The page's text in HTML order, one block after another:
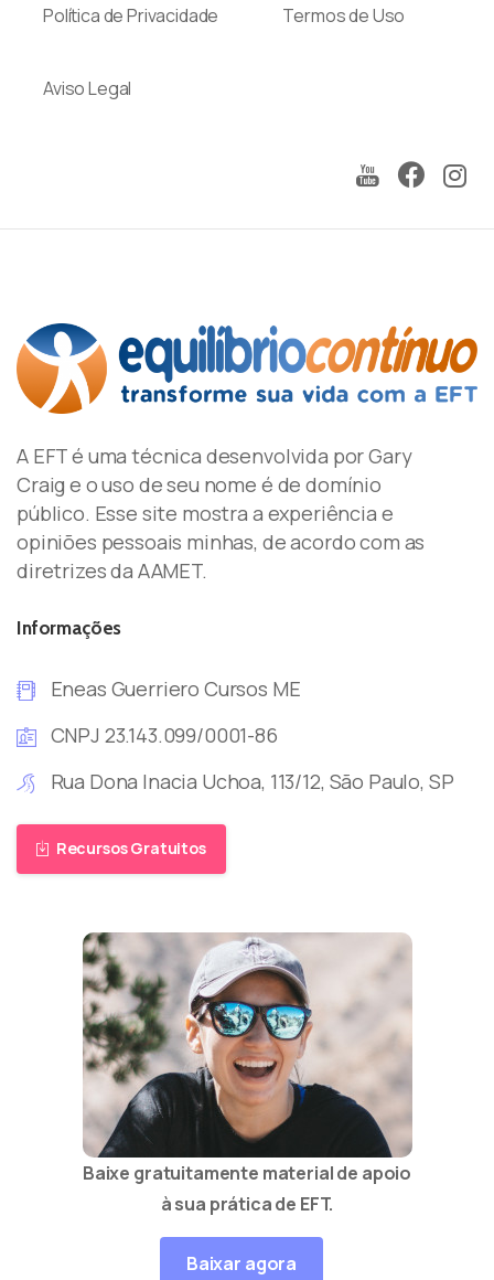
Política de Privacidade Termos de Uso
Aviso Legal
A EFT é uma técnica desenvolvida por Gary
Craig e o uso de seu nome é de domínio
público. Esse site mostra a experiência e
opiniões pessoais minhas, de acordo com as
diretrizes da AAMET.
Informações
Eneas Guerriero Cursos ME
CNPJ 23.143.099/0001-86
Rua Dona Inacia Uchoa, 113/12, São Paulo, SP
Recursos Gratuitos
Baixe gratuitamente material de apoio
à sua prática de EFT.
Baixar agora